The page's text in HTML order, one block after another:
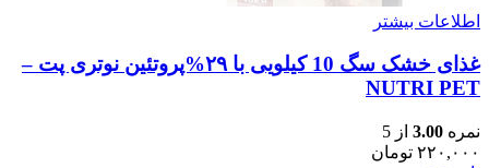
اطلاعات بیشتر
غذای خشک سگ 10 کیلویی با ٢٩%پروتئین نوتری پت –
NUTRI PET
نمره 3.00 از 5
۲۲۰,۰۰۰ تومان